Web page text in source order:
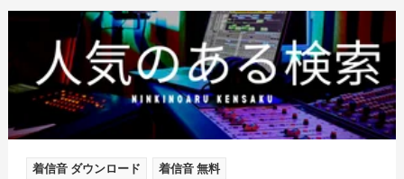
着信音 ダウンロード 着信音 無料